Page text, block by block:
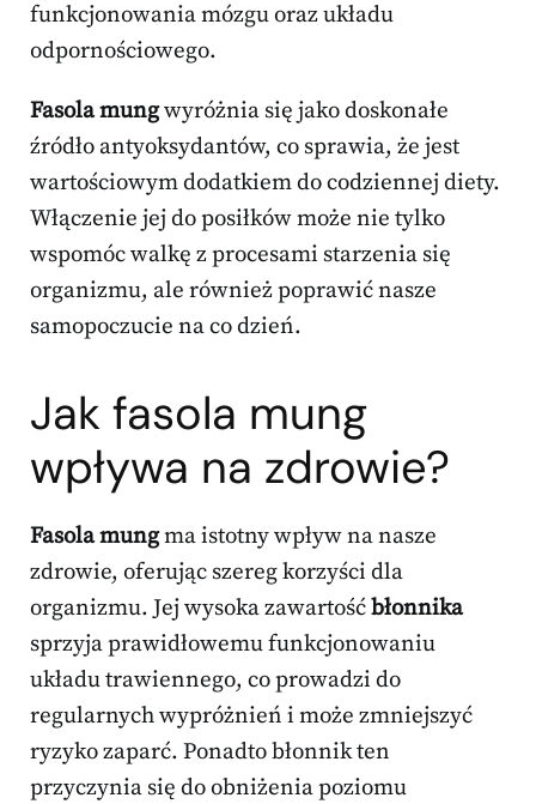
funkcjonowania mózgu oraz układu
odpornościowego.
Fasola mungwyróżnia się jako doskonałe
źródło antyoksydantów, co sprawia, że jest
wartościowym dodatkiem do codziennej diety.
Włączenie jej do posiłków może nie tylko
wspomóc walkę z procesami starzenia się
organizmu, ale również poprawić nasze
samopoczucie na co dzień.
Jak fasola mung
wpływa na zdrowie?
Fasola mungma istotny wpływ na nasze
zdrowie, oferując szereg korzyści dla
organizmu. Jej wysoka zawartośćbłonnika
sprzyja prawidłowemu funkcjonowaniu
układu trawiennego, co prowadzi do
regularnych wypróżnień i może zmniejszyć
ryzyko zaparć. Ponadto błonnik ten
przyczynia się do obniżenia poziomu